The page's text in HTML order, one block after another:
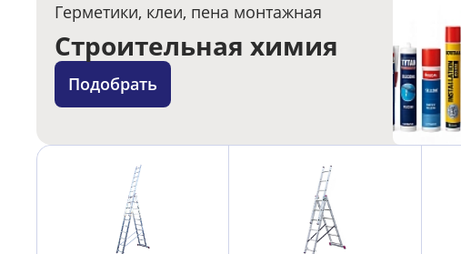
Герметики, клеи, пена монтажная
Строительная химия
Подобрать